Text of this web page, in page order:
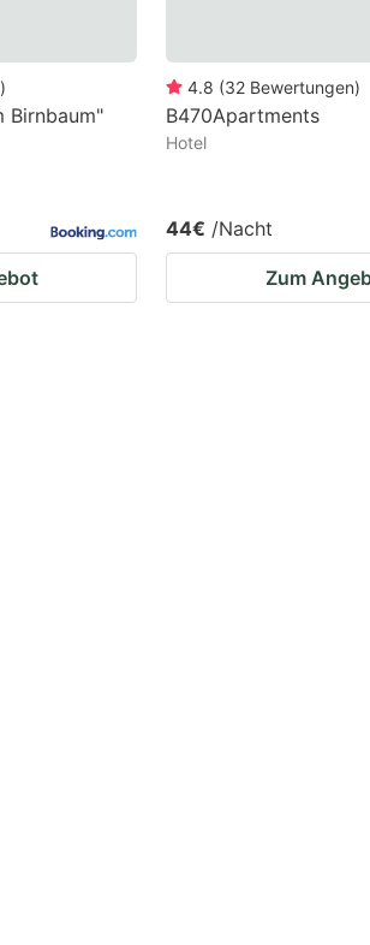
)
Birnbaum"
4.8 (32 Bewertungen)
B470Apartments
Hotel
44€ /Nacht
Zum